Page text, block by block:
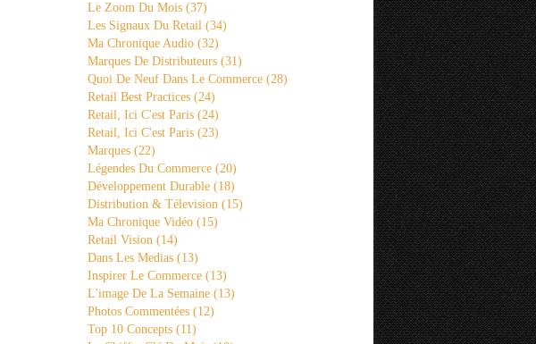
Le Zoom Du Mois (37)
Les Signaux Du Retail (34)
Ma Chronique Audio (32)
Marques De Distributeurs (31)
Quoi De Neuf Dans Le Commerce (28)
Retail Best Practices (24)
Retail, Ici C'est Paris (24)
Retail, Ici C'est Paris (23)
Marques (22)
Légendes Du Commerce (20)
Développement Durable (18)
Distribution & Télevision (15)
Ma Chronique Vidéo (15)
Retail Vision (14)
Dans Les Medias (13)
Inspirer Le Commerce (13)
L'image De La Semaine (13)
Photos Commentées (12)
Top 10 Concepts (11)